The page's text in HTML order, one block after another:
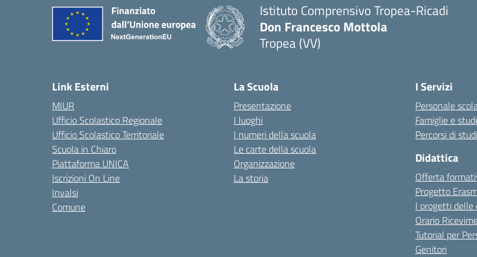
Istituto Comprensivo Tropea-Ricadi
Don Francesco Mottola
Tropea (VV)
Link Esterni
MIUR
Ufficio Scolastico Regionale
Ufficio Scolastico Territoriale
Scuola in Chiaro
Piattaforma UNICA
Iscrizioni On Line
Invalsi
Comune
La Scuola
Presentazione
I luoghi
I numeri della scuola
Le carte della scuola
Organizzazione
La storia
I Servizi
Personale
Famiglie e
Percorsi di
Didattica
Offerta
Progetto
I progetti delle
Orario
Tutorial per
Genitori